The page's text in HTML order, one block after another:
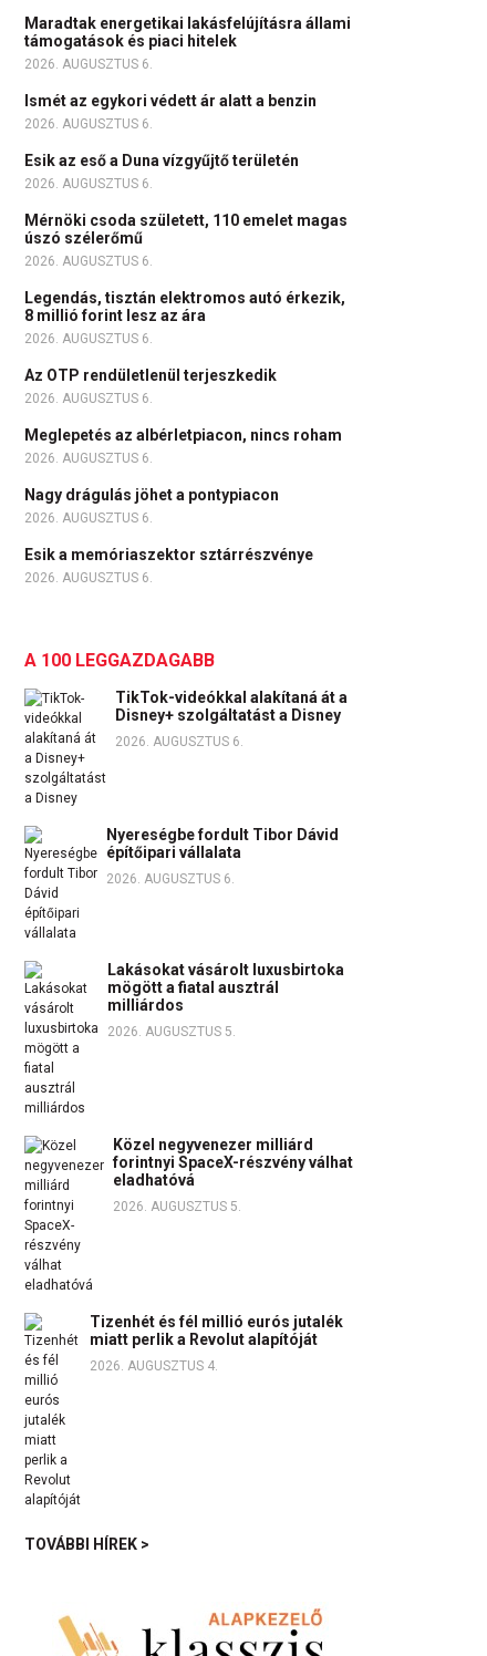
Maradtak energetikai lakásfelújításra állami
támogatások és piaci hitelek
2026. AUGUSZTUS 6.
Ismét az egykori védett ár alatt a benzin
2026. AUGUSZTUS 6.
Esik az eső a Duna vízgyűjtő területén
2026. AUGUSZTUS 6.
Mérnöki csoda született, 110 emelet magas
úszó szélerőmű
2026. AUGUSZTUS 6.
Legendás, tisztán elektromos autó érkezik,
8 millió forint lesz az ára
2026. AUGUSZTUS 6.
Az OTP rendületlenül terjeszkedik
2026. AUGUSZTUS 6.
Meglepetés az albérletpiacon, nincs roham
2026. AUGUSZTUS 6.
Nagy drágulás jöhet a pontypiacon
2026. AUGUSZTUS 6.
Esik a memóriaszektor sztárrészvénye
2026. AUGUSZTUS 6.
A 100 LEGGAZDAGABB
TikTok-videókkal alakítaná át a
Disney+ szolgáltatást a Disney
2026. AUGUSZTUS 6.
Nyereségbe fordult Tibor Dávid
építőipari vállalata
2026. AUGUSZTUS 6.
Lakásokat vásárolt luxusbirtoka
mögött a fiatal ausztrál
milliárdos
2026. AUGUSZTUS 5.
Közel negyvenezer milliárd
forintnyi SpaceX-részvény válhat
eladhatóvá
2026. AUGUSZTUS 5.
Tizenhét és fél millió eurós jutalék
miatt perlik a Revolut alapítóját
2026. AUGUSZTUS 4.
TOVÁBBI HÍREK >